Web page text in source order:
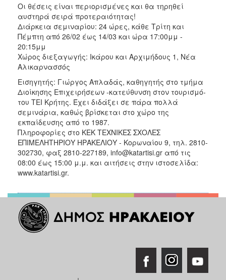
Οι θέσεις είναι περιορισμένες και θα τηρηθεί
αυστηρά σειρά προτεραιότητας!
Διάρκεια σεμιναρίου: 24 ώρες, κάθε Τρίτη και
Πέμπτη από 26/02 έως 14/03 και ώρα 17:00μμ -
20:15μμ
Χώρος διεξαγωγής: Ικάρου και Αρχιμήδους 1, Nέα
Αλικαρνασσός
Εισηγητής: Γιώργος Απλαδάς, καθηγητής στο τμήμα
Διοίκησης Επιχειρήσεων -κατεύθυνση στον τουρισμό-
του ΤΕΙ Κρήτης. Έχει διδάξει σε πάρα πολλά
σεμινάρια, καθώς βρίσκεται στο χώρο της
εκπαίδευσης από το 1987.
Πληροφορίες στο ΚΕΚ ΤΕΧΝΙΚΕΣ ΣΧΟΛΕΣ
ΕΠΙΜΕΛΗΤΗΡΙΟΥ ΗΡΑΚΕΛΙΟΥ - Κορωναίου 9, τηλ. 2810-
302730, φαξ 2810-227189, info@katartisi.gr από τις
08:00 έως 15:00 μ.μ. και αιτήσεις στην ιστοσελίδα:
www.katartisi.gr.